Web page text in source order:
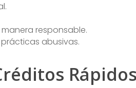
responsable.
abusivas.